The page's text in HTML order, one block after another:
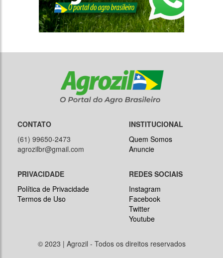
CONTATO
(61) 99650-2473
agrozilbr@gmail.com
INSTITUCIONAL
Quem Somos
Anuncie
PRIVACIDADE
Política de Privacidade
Termos de Uso
REDES SOCIAIS
Instagram
Facebook
Twitter
Youtube
© 2023 | Agrozil - Todos os direitos reservados